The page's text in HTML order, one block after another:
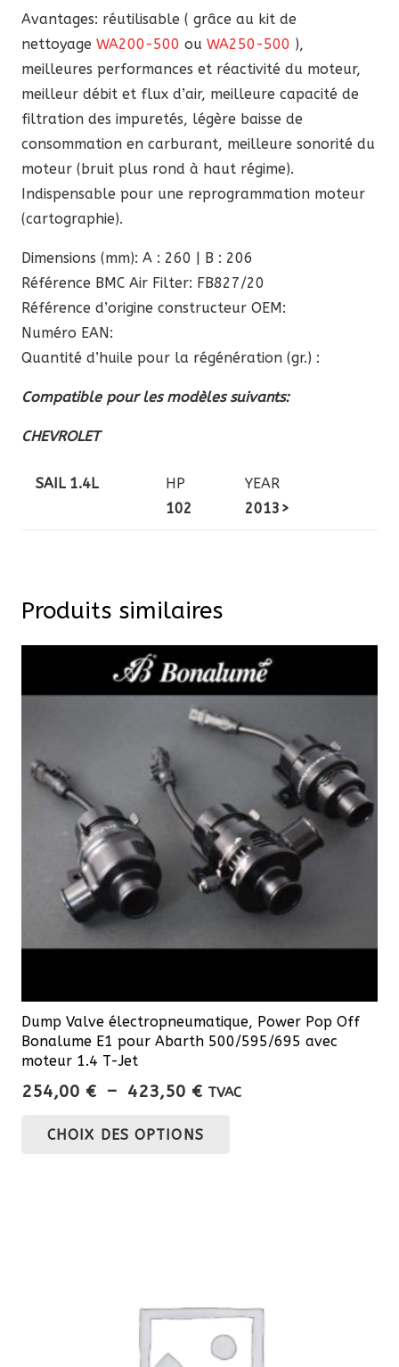
Avantages: réutilisable ( grâce au kit de
nettoyage WA200-500 ou WA250-500 ),
meilleures performances et réactivité du moteur,
meilleur débit et flux d’air, meilleure capacité de
filtration des impuretés, légère baisse de
consommation en carburant, meilleure sonorité du
moteur (bruit plus rond à haut régime).
Indispensable pour une reprogrammation moteur
(cartographie).
Dimensions (mm): A : 260 | B : 206
Référence BMC Air Filter: FB827/20
Référence d’origine constructeur OEM:
Numéro EAN:
Quantité d’huile pour la régénération (gr.) :
Compatible pour les modèles suivants:
CHEVROLET
SAIL 1.4L
HP
102
YEAR
2013>
Produits similaires
Dump Valve électropneumatique, Power Pop Off
Bonalume E1 pour Abarth 500/595/695 avec
moteur 1.4 T-Jet
254,00 € – 423,50 €Plage
prix :
TVAC
CHOIX DES OPTIONS
être
choisies